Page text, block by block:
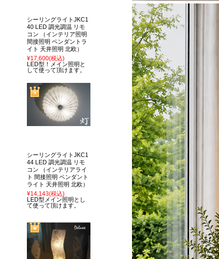
シーリングライトJKC1
40 LED 調光調温 リモ
コン （インテリア照明
間接照明 ペンダントラ
イト 天井照明 北欧）
¥17,600(税込)
LED型！メイン照明と
して使って頂けます。
シーリングライトJKC1
44 LED 調光調温 リモ
コン （インテリアライ
ト 間接照明 ペンダント
ライト 天井照明 北欧）
¥14,143(税込)
LED型メイン照明とし
て使って頂けます。